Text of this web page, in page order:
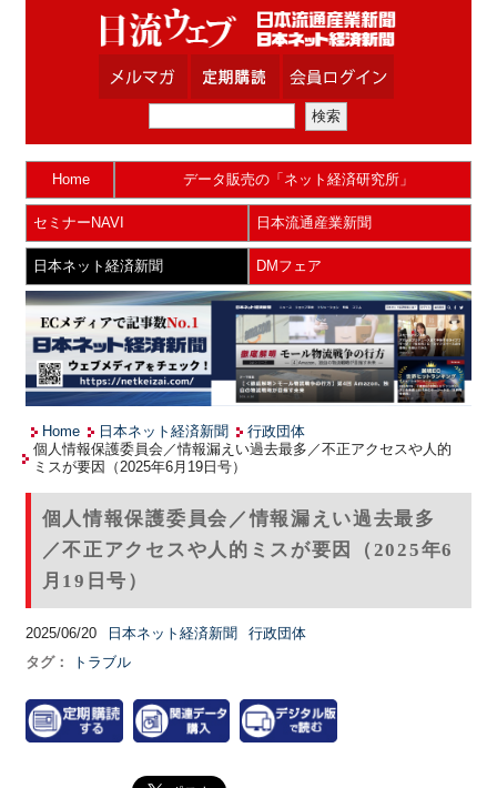
Home データ販売の「ネット経済研究所」
セミナーNAVI 日本流通産業新聞
日本ネット経済新聞 DMフェア
Home 日本ネット経済新聞
行政団体
個人情報保護委員会／情報漏えい過去最多／不正アクセスや人的
ミスが要因（2025年6月19日号）
個人情報保護委員会／情報漏えい過去最多
／不正アクセスや人的ミスが要因（2025年6
月19日号）
2025/06/20 日本ネット経済新聞
行政団体
タグ：
トラブル